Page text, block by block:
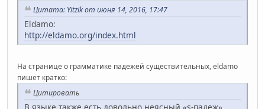
Цитата: Yitzik от июня 14, 2016, 17:47
Eldamo:
http://eldamo.org/index.html
На странице о грамматике падежей существительных, eldamo
пишет кратко:
Цитировать